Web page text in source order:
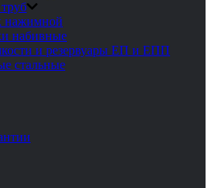
нажимной
набивные
и резервуары ЕП и ЕПП
стальные